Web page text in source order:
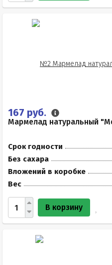
167 руб.
Мармелад натуральный
Срок годности
Без сахара
Вложений в коробке
Вес
В корзину